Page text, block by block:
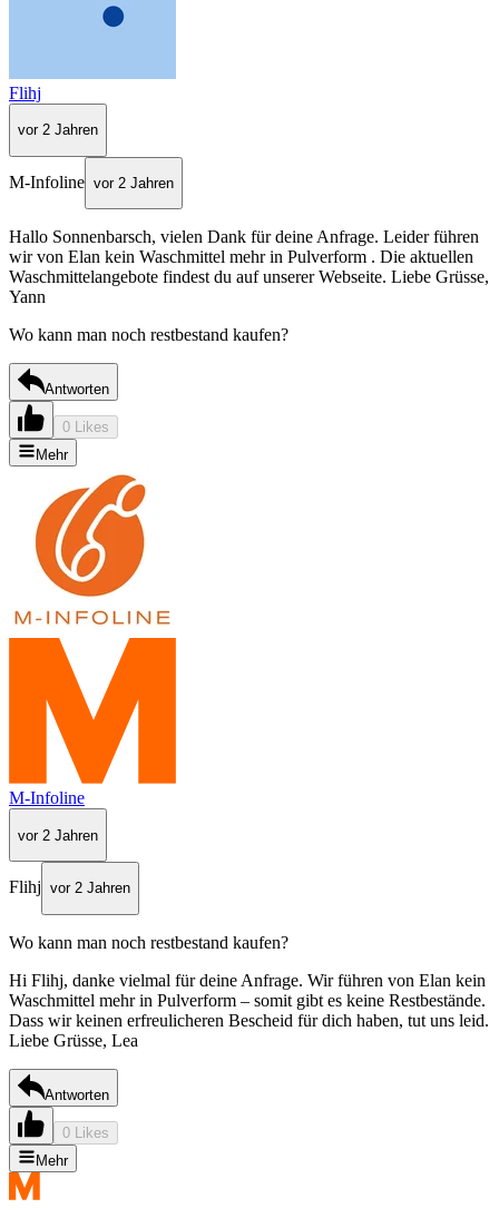
Flihj
vor 2 Jahren
M-Infoline vor 2 Jahren
Hallo Sonnenbarsch, vielen Dank für deine Anfrage. Leider führen
wir von Elan kein Waschmittel mehr in Pulverform . Die aktuellen
Waschmittelangebote findest du auf unserer Webseite. Liebe Grüsse,
Yann
Wo kann man noch restbestand kaufen?
Antworten
0 Likes
Mehr
M-Infoline
vor 2 Jahren
Flihj vor 2 Jahren
Wo kann man noch restbestand kaufen?
Hi Flihj, danke vielmal für deine Anfrage. Wir führen von Elan kein
Waschmittel mehr in Pulverform – somit gibt es keine Restbestände.
Dass wir keinen erfreulicheren Bescheid für dich haben, tut uns leid.
Liebe Grüsse, Lea
Antworten
0 Likes
Mehr